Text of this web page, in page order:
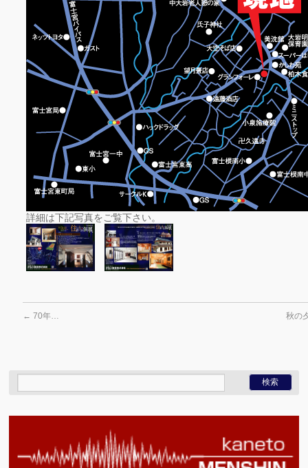
詳細は下記写真をご覧下さい。
← 70年… 秋の